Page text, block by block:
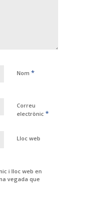
Nom *
Correu
electrònic *
Lloc web
i lloc web en
vegada que